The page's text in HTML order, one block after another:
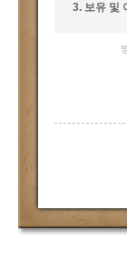
3. 보유 및